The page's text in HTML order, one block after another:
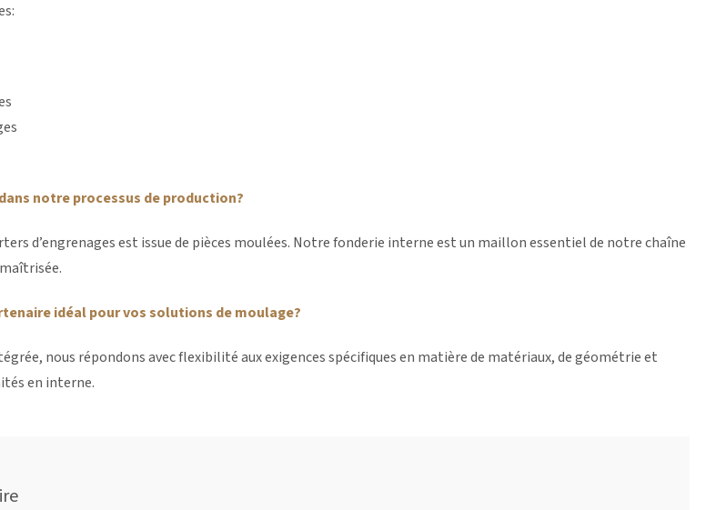
notre processus de production?
d’engrenages est issue de pièces moulées. Notre fonderie interne est un maillon essentiel de notre chaîne
idéal pour vos solutions de moulage?
nous répondons avec flexibilité aux exigences spécifiques en matière de matériaux, de géométrie et
en interne.